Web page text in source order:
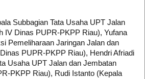
Subbagian Tata Usaha UPT Jalan
IV Dinas PUPR-PKPP Riau), Yufana
Pemeliharaan Jaringan Jalan dan
PUPR-PKPP Riau), Hendri Afriadi
Usaha UPT Jalan dan Jembatan
PKPP Riau), Rudi Istanto (Kepala